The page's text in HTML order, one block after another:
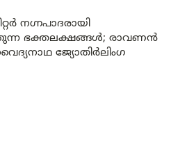
നഗ്നപാദരായി
ഭക്തലക്ഷങ്ങൾ; രാവണൻ
ജ്യോതിർലിംഗ